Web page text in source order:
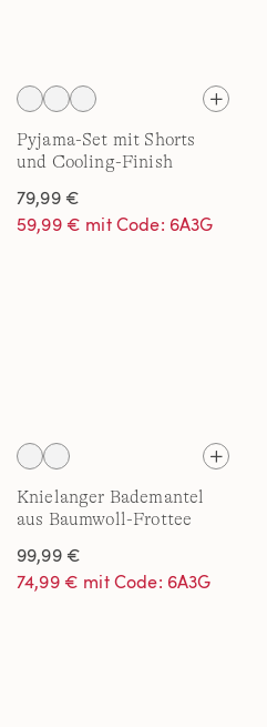
Pyjama-Set mit Shorts
und Cooling-Finish
79,99 €
59,99 € mit Code: 6A3G
Knielanger Bademantel
aus Baumwoll-Frottee
99,99 €
74,99 € mit Code: 6A3G